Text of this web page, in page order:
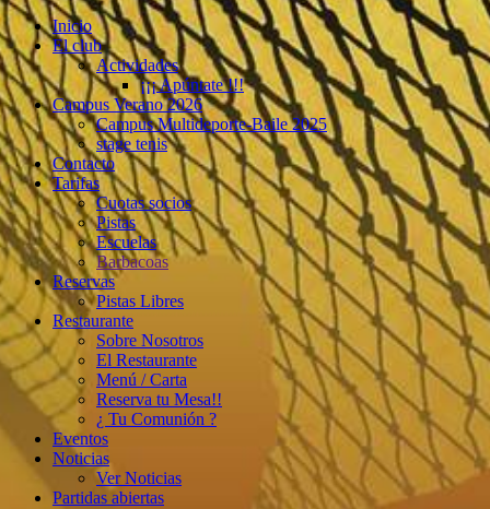
Inicio
El club
Actividades
¡¡¡ Apúntate !!!
Campus Verano 2026
Campus Multideporte-Baile 2025
stage tenis
Contacto
Tarifas
Cuotas socios
Pistas
Escuelas
Barbacoas
Reservas
Pistas Libres
Restaurante
Sobre Nosotros
El Restaurante
Menú / Carta
Reserva tu Mesa!!
¿ Tu Comunión ?
Eventos
Noticias
Ver Noticias
Partidas abiertas